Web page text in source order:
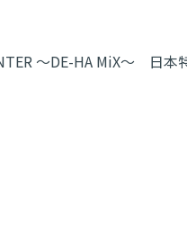
〜DE-HA MiX〜 日本